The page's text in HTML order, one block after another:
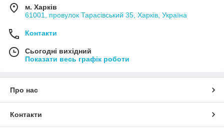
м. Харків
61001, провулок Тарасівський 35, Харків, Україна
Контакти
Сьогодні вихідний
Показати весь графік роботи
Про нас
Контакти